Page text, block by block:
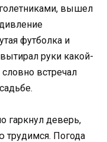
вышел
футболка и
руки какой-
встречал
гаркнул деверь,
трудимся. Погода